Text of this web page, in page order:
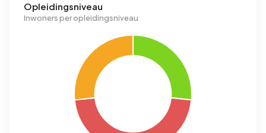
Opleidingsniveau
Inwoners per opleidingsniveau